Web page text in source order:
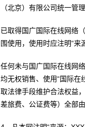
（北京）有限公司统一管
已取得国广国际在线网络
围使用，使用时应注明“
任何未与国广国际在线网
均无权销售、使用“国际在
取法律手段维护合法权益
差旅费、公证费等）全部由